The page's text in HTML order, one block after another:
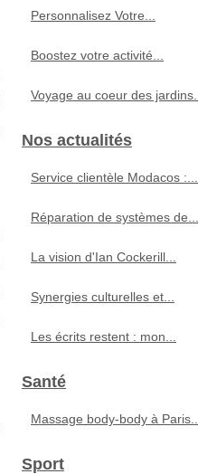
Personnalisez Votre...
Boostez votre activité...
Voyage au coeur des jardins...
Nos actualités
Service clientèle Modacos :...
Réparation de systèmes de...
La vision d'Ian Cockerill...
Synergies culturelles et...
Les écrits restent : mon...
Santé
Massage body‑body à Paris...
Sport